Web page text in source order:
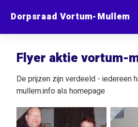
Dorpsraad Vortum-Mullem
Flyer aktie vortum-
De prijzen zijn verdeeld - iedereen
mullem.info als homepage